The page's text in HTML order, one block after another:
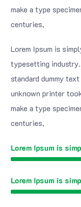
make a type
centuries,
Lorem Ipsum is
typesetting industry.
standard dummy
unknown printer
make a type
centuries,
Lorem Ipsum is
Lorem Ipsum is